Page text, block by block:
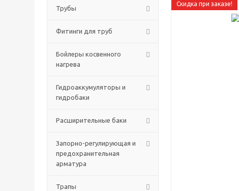
Трубы
Фитинги для труб
Бойлеры косвенного
нагрева
Гидроаккумуляторы и
гидробаки
Расширительные баки
Запорно-регулирующая и
предохранительная
арматура
Трапы
Скидка при заказе!